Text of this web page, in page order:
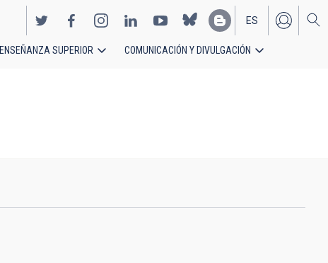
EN
ES
ENSEÑANZA SUPERIOR COMUNICACIÓN Y DIVULGACIÓN